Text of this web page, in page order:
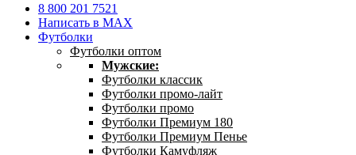
8 800 201 7521
Написать в MAX
Футболки
Футболки оптом
Мужские:
Футболки классик
Футболки промо-лайт
Футболки промо
Футболки Премиум 180
Футболки Премиум Пенье
Футболки Камуфляж